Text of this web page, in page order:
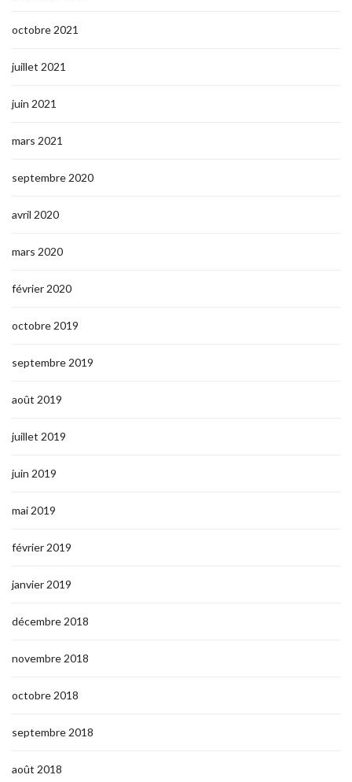
octobre 2021
juillet 2021
juin 2021
mars 2021
septembre 2020
avril 2020
mars 2020
février 2020
octobre 2019
septembre 2019
août 2019
juillet 2019
juin 2019
mai 2019
février 2019
janvier 2019
décembre 2018
novembre 2018
octobre 2018
septembre 2018
août 2018